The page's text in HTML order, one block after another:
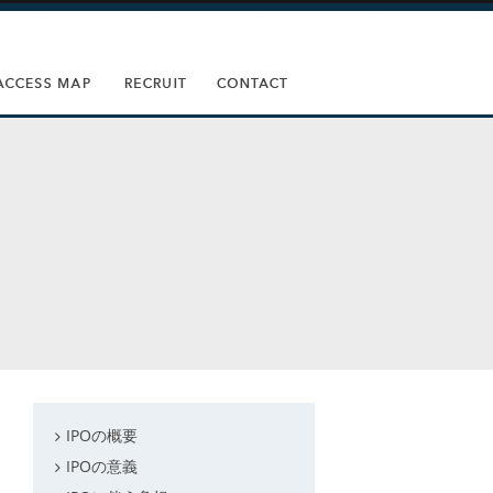
IPOの概要
IPOの意義